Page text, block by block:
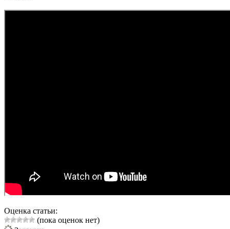
Оценка статьи:
(пока оценок нет)